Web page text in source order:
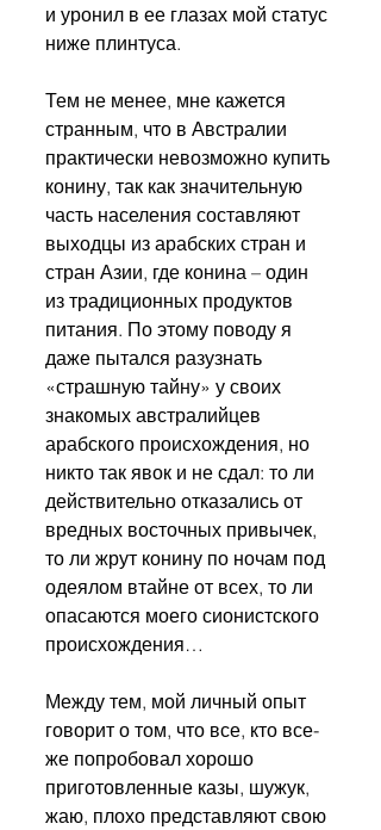
и уронил в ее глазах мой статус
ниже плинтуса.
Тем не менее, мне кажется
странным, что в Австралии
практически невозможно купить
конину, так как значительную
часть населения составляют
выходцы из арабских стран и
стран Азии, где конина – один
из традиционных продуктов
питания. По этому поводу я
даже пытался разузнать
«страшную тайну» у своих
знакомых австралийцев
арабского происхождения, но
никто так явок и не сдал: то ли
действительно отказались от
вредных восточных привычек,
то ли жрут конину по ночам под
одеялом втайне от всех, то ли
опасаются моего сионистского
происхождения…
Между тем, мой личный опыт
говорит о том, что все, кто все-
же попробовал хорошо
приготовленные казы, шужук,
жаю, плохо представляют свою